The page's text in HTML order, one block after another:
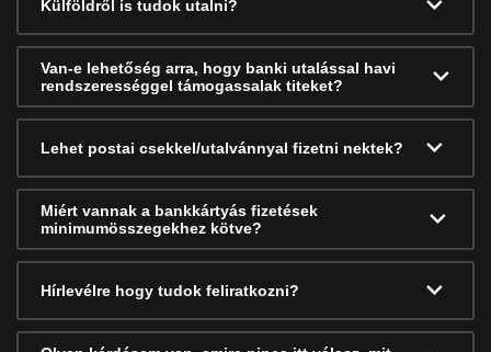
Külföldről is tudok utalni?
Van-e lehetőség arra, hogy banki utalással havi
rendszerességgel támogassalak titeket?
Lehet postai csekkel/utalvánnyal fizetni nektek?
Miért vannak a bankkártyás fizetések
minimumösszegekhez kötve?
Hírlevélre hogy tudok feliratkozni?